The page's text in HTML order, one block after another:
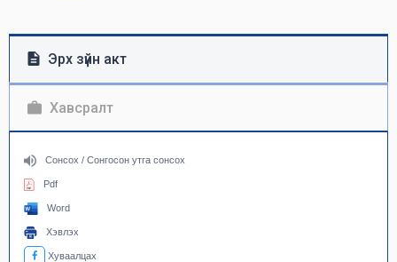
Эрх зүйн акт
Хавсралт
Сонсох / Сонгосон утга сонсох
Pdf
Word
Хэвлэх
Хуваалцах